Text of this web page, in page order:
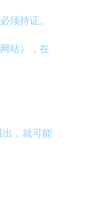
须持证。
站），在
出，就可能